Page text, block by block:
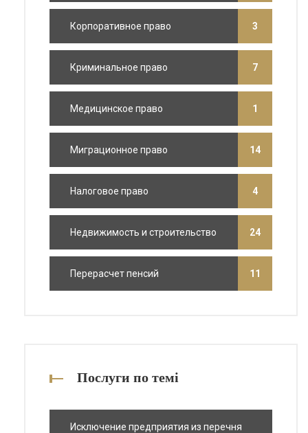
Корпоративное право 3
Криминальное право 7
Медицинское право 1
Миграционное право 14
Налоговое право 4
Недвижимость и строительство 24
Перерасчет пенсий 11
Послуги по темі
Исключение предприятия из перечня